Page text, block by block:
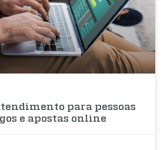
para pessoas
e apostas online